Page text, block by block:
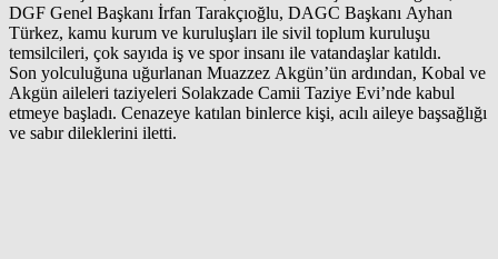
DGF Genel Başkanı İrfan Tarakçıoğlu, DAGC Başkanı Ayhan
Türkez, kamu kurum ve kuruluşları ile sivil toplum kuruluşu
temsilcileri, çok sayıda iş ve spor insanı ile vatandaşlar katıldı.
Son yolculuğuna uğurlanan Muazzez Akgün’ün ardından, Kobal ve
Akgün aileleri taziyeleri Solakzade Camii Taziye Evi’nde kabul
etmeye başladı. Cenazeye katılan binlerce kişi, acılı aileye başsağlığı
ve sabır dileklerini iletti.